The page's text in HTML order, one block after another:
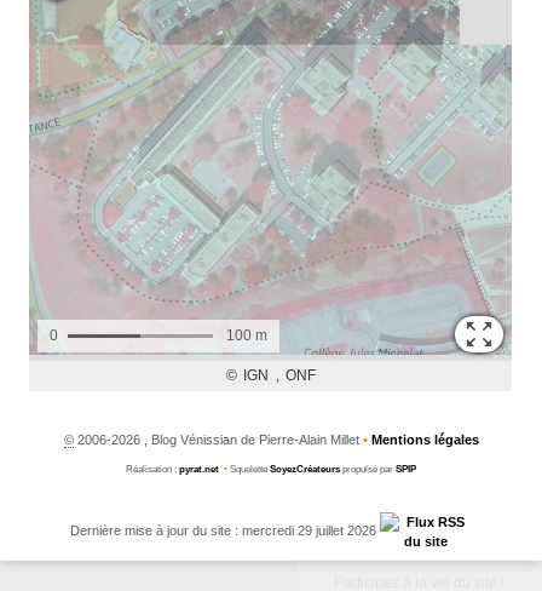
©2006-2026 , Blog Vénissian de Pierre-Alain Millet • Mentions légales
Réalisation : pyrat.net • Squelette SoyezCréateurs propulsé par SPIP
Dernière mise à jour du site : mercredi 29 juillet 2026